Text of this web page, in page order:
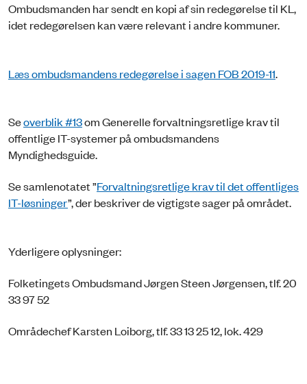
Ombudsmanden har sendt en kopi af sin redegørelse til KL,
idet redegørelsen kan være relevant i andre kommuner.
Læs ombudsmandens redegørelse i sagen FOB 2019-11.
Seoverblik #13om Generelle forvaltningsretlige krav til
offentlige IT-systemer på ombudsmandens
Myndighedsguide.
Se samlenotatet ”Forvaltningsretlige krav til det offentliges
IT-løsninger”, der beskriver de vigtigste sager på området.
Yderligere oplysninger:
Folketingets Ombudsmand Jørgen Steen Jørgensen, tlf. 20
33 97 52
Områdechef Karsten Loiborg, tlf. 33 13 25 12, lok. 429